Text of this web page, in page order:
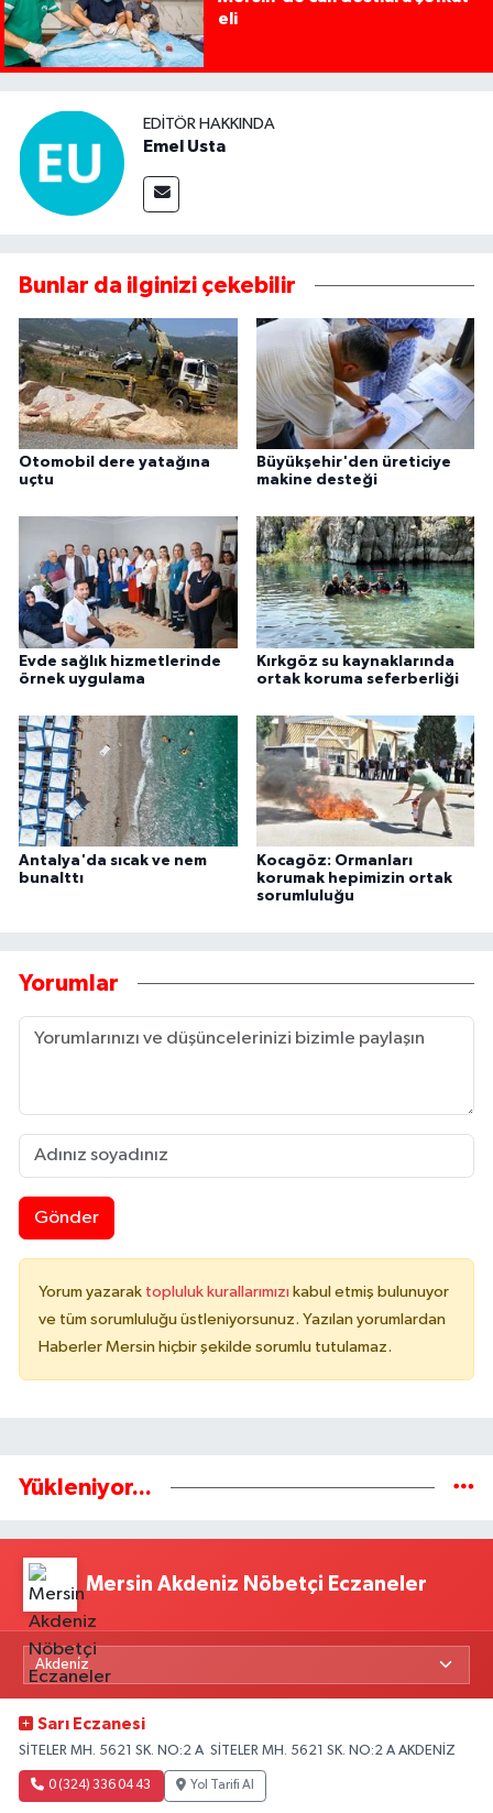
eli
EDITÖR HAKKINDA
Emel Usta
Bunlar da ilginizi çekebilir
Otomobil dere yatağına
uçtu
Büyükşehir'den üreticiye
makine desteği
Evde sağlık hizmetlerinde
örnek uygulama
Kırkgöz su kaynaklarında
ortak koruma seferberliği
Antalya'da sıcak ve nem
bunalttı
Kocagöz: Ormanları
korumak hepimizin ortak
sorumluluğu
Yorumlar
Gönder
Yorum yazarak topluluk kurallarımızı kabul etmiş bulunuyor
ve tüm sorumluluğu üstleniyorsunuz. Yazılan yorumlardan
Haberler Mersin hiçbir şekilde sorumlu tutulamaz.
Yükleniyor...
Mersin Akdeniz Nöbetçi Eczaneler
Sarı Eczanesi
SİTELER MH. 5621 SK. NO:2 A SİTELER MH. 5621 SK. NO:2 A AKDENİZ
0 (324) 336 04 43 Yol Tarifi Al